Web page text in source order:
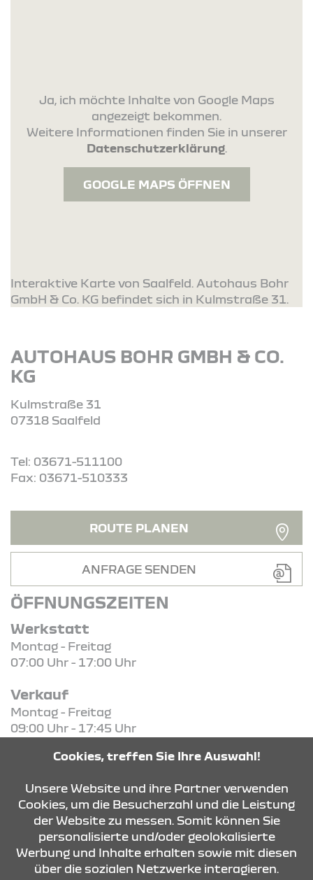
Ja, ich möchte Inhalte von Google Maps
angezeigt bekommen.
Weitere Informationen finden Sie in unserer
Datenschutzerklärung.
GOOGLE MAPS ÖFFNEN
Interaktive Karte von Saalfeld. Autohaus Bohr
GmbH & Co. KG befindet sich in Kulmstraße 31.
AUTOHAUS BOHR GMBH & CO.
KG
Kulmstraße 31
07318 Saalfeld
Tel: 03671-511100
Fax: 03671-510333
ROUTE PLANEN
ANFRAGE SENDEN
ÖFFNUNGSZEITEN
Werkstatt
Montag - Freitag
07:00 Uhr - 17:00 Uhr
Verkauf
Montag - Freitag
09:00 Uhr - 17:45 Uhr
ÖFFNUNGSZEITEN
Cookies, treffen Sie Ihre Auswahl!
Unsere Website und ihre Partner verwenden
Cookies, um die Besucherzahl und die Leistung
der Website zu messen. Somit können Sie
personalisierte und/oder geolokalisierte
Werbung und Inhalte erhalten sowie mit diesen
über die sozialen Netzwerke interagieren.